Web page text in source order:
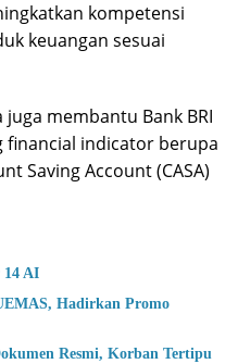
kompetensi
keuangan sesuai
membantu Bank BRI
financial indicator berupa
Saving Account (CASA)
14 AI
Hadirkan Promo
Resmi, Korban Tertipu